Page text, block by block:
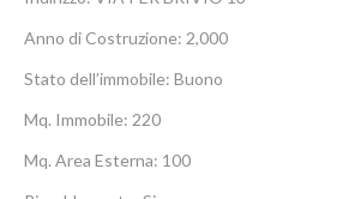
Anno di Costruzione: 2,000
Stato dell’immobile: Buono
Mq. Immobile: 220
Mq. Area Esterna: 100